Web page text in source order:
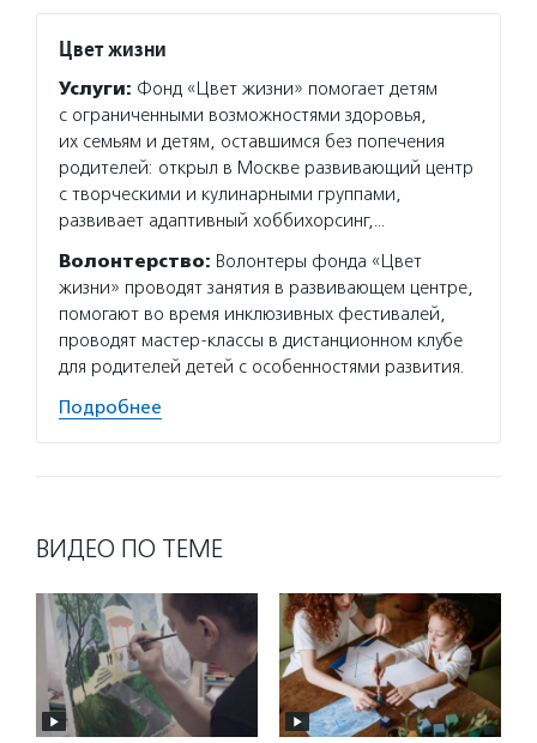
Цвет жизни
Услуги: Фонд «Цвет жизни» помогает детям
с ограниченными возможностями здоровья,
их семьям и детям, оставшимся без попечения
родителей: открыл в Москве развивающий центр
с творческими и кулинарными группами,
развивает адаптивный хоббихорсинг,…
Волонтерство: Волонтеры фонда «Цвет
жизни» проводят занятия в развивающем центре,
помогают во время инклюзивных фестивалей,
проводят мастер-классы в дистанционном клубе
для родителей детей с особенностями развития.
Подробнее
ВИДЕО ПО ТЕМЕ